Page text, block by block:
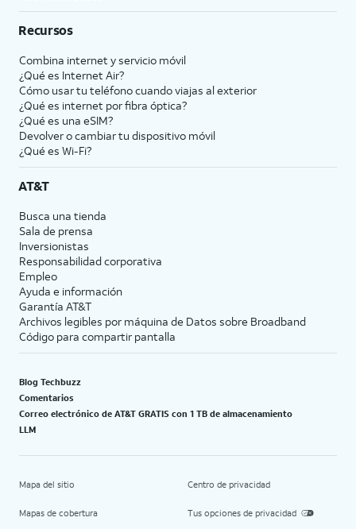
Recursos
Combina internet y servicio móvil
¿Qué es Internet Air?
Cómo usar tu teléfono cuando viajas al exterior
¿Qué es internet por fibra óptica?
¿Qué es una eSIM?
Devolver o cambiar tu dispositivo móvil
¿Qué es Wi-Fi?
AT&T
Busca una tienda
Sala de prensa
Inversionistas
Responsabilidad corporativa
Empleo
Ayuda e información
Garantía AT&T
Archivos legibles por máquina de Datos sobre Broadband
Código para compartir pantalla
Blog Techbuzz
Comentarios
Correo electrónico de AT&T GRATIS con 1 TB de almacenamiento
LLM
Mapa del sitio
Mapas de cobertura
Centro de privacidad
Tus opciones de privacidad